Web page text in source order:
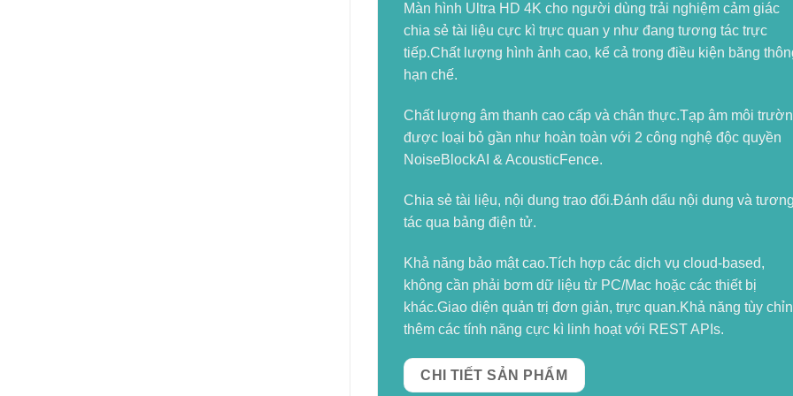
Màn hình Ultra HD 4K cho người dùng trải nghiệm cảm giác
chia sẻ tài liệu cực kì trực quan y như đang tương tác trực
tiếp.Chất lượng hình ảnh cao, kể cả trong điều kiện băng
hạn chế.
Chất lượng âm thanh cao cấp và chân thực.Tạp âm môi
được loại bỏ gần như hoàn toàn với 2 công nghệ độc quyền
NoiseBlockAI & AcousticFence.
Chia sẻ tài liệu, nội dung trao đổi.Đánh dấu nội dung và tương
tác qua bảng điện tử.
Khả năng bảo mật cao.Tích hợp các dịch vụ cloud-based,
không cần phải bơm dữ liệu từ PC/Mac hoặc các thiết bị
khác.Giao diện quản trị đơn giản, trực quan.Khả năng tùy
thêm các tính năng cực kì linh hoạt với REST APIs.
CHI TIẾT SẢN PHẨM